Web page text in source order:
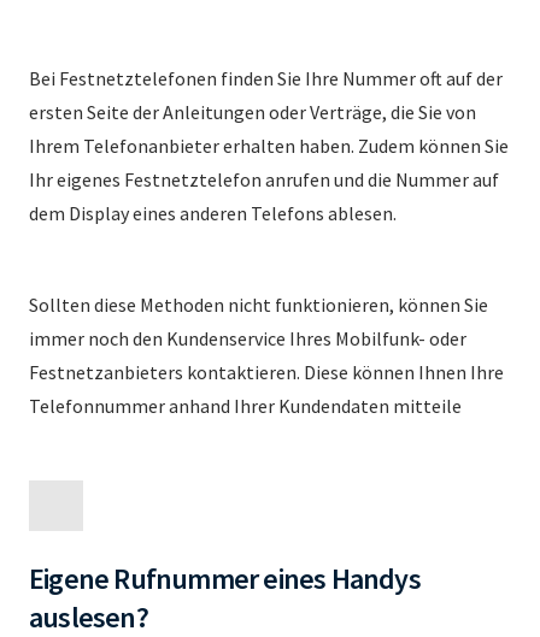
Bei Festnetztelefonen finden Sie Ihre Nummer oft auf der
ersten Seite der Anleitungen oder Verträge, die Sie von
Ihrem Telefonanbieter erhalten haben. Zudem können Sie
Ihr eigenes Festnetztelefon anrufen und die Nummer auf
dem Display eines anderen Telefons ablesen.
Sollten diese Methoden nicht funktionieren, können Sie
immer noch den Kundenservice Ihres Mobilfunk- oder
Festnetzanbieters kontaktieren. Diese können Ihnen Ihre
Telefonnummer anhand Ihrer Kundendaten mitteile
Eigene Rufnummer eines Handys
auslesen?